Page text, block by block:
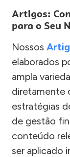
Artigos:
para o Seu
Nossos
elaborados
ampla
diretamente
estratégias
de gestão
conteúdo
ser aplicado